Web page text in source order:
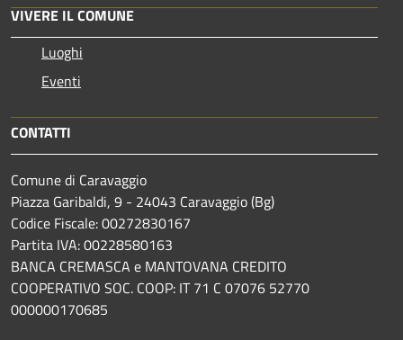
VIVERE IL COMUNE
Luoghi
Eventi
CONTATTI
Comune di Caravaggio
Piazza Garibaldi, 9 - 24043 Caravaggio (Bg)
Codice Fiscale: 00272830167
Partita IVA: 00228580163
BANCA CREMASCA e MANTOVANA CREDITO
COOPERATIVO SOC. COOP: IT 71 C 07076 52770
000000170685